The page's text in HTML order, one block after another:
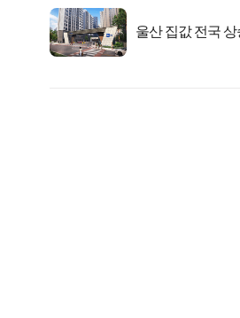
울산 집값 전국